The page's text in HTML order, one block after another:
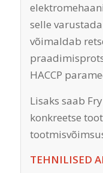
selle
võimaldab
HACCP
Lisaks saab
konkreetse
TEHNILISED